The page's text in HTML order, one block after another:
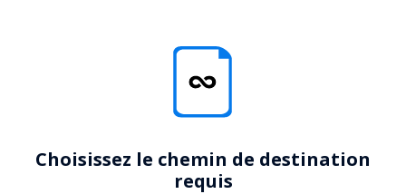
Choisissez le chemin de destination
requis